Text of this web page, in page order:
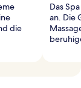
die
Das
an. Die